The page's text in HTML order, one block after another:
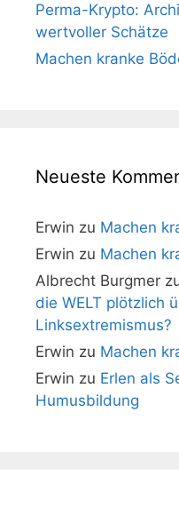
Perma-Krypto:
wertvoller Schätze
Machen kranke
Neueste
Erwin zu Machen
Erwin zu Machen
Albrecht Burgmer
die WELT plötzlich
Linksextremismus?
Erwin zu Machen
Erwin zu Erlen als
Humusbildung